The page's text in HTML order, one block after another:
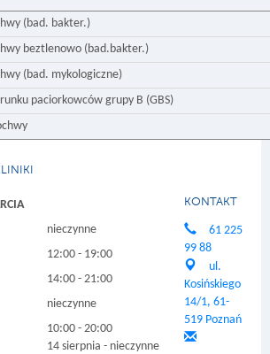
(bad. bakter.)
beztlenowo (bad.bakter.)
(bad. mykologiczne)
paciorkowców grupy B (GBS)
nieczynne
12:00 - 19:00
14:00 - 21:00
nieczynne
10:00 - 20:00
14 sierpnia - nieczynne
KONTAKT
61 225
99 88
ul.
Kosińskiego
14/1, 61-
519 Poznań